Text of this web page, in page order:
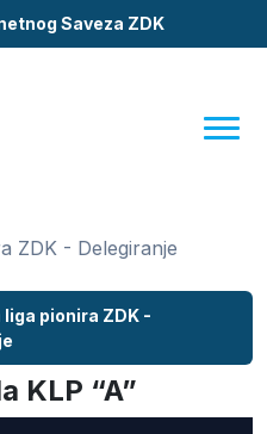
Saveza ZDK
ZDK - Delegiranje
pionira ZDK -
KLP “A”